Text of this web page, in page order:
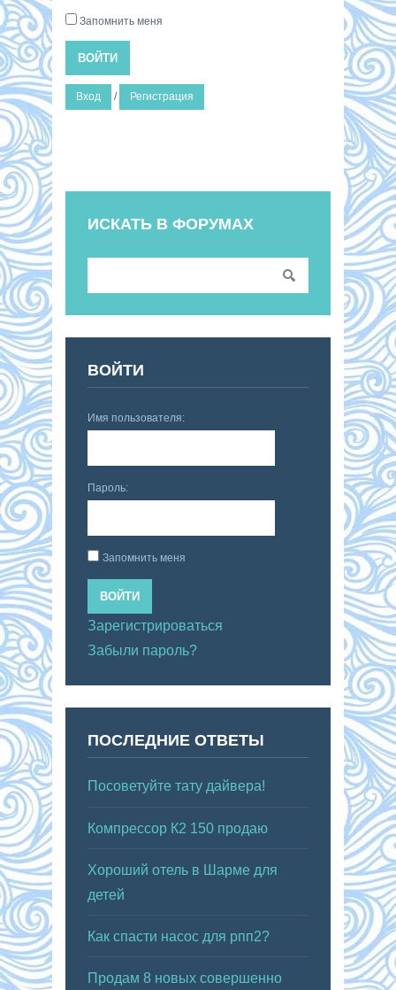
Запомнить меня
ВОЙТИ
Вход / Регистрация
ИСКАТЬ В ФОРУМАХ
ВОЙТИ
Имя пользователя:
Пароль:
Запомнить меня
ВОЙТИ
Зарегистрироваться
Забыли пароль?
ПОСЛЕДНИЕ ОТВЕТЫ
Посоветуйте тату дайвера!
Компрессор К2 150 продаю
Хороший отель в Шарме для
детей
Как спасти насос для рпп2?
Продам 8 новых совершенно